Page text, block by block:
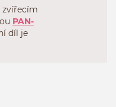
zvířecím
PAN-
díl je